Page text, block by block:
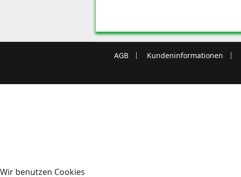
AGB Kundeninformationen
Wir benutzen Cookies